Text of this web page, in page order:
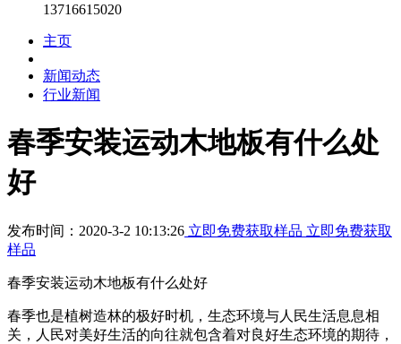
13716615020
主页
新闻动态
行业新闻
春季安装运动木地板有什么处
好
发布时间：2020-3-2 10:13:26 立即免费获取样品 立即免费获取
样品
春季安装运动木地板有什么处好
春季也是植树造林的极好时机，生态环境与人民生活息息相
关，人民对美好生活的向往就包含着对良好生态环境的期待，